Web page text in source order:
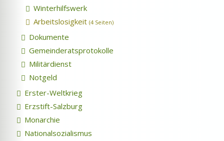
Winterhilfswerk
Arbeitslosigkeit (4 Seiten)
Dokumente
Gemeinderatsprotokolle
Militärdienst
Notgeld
Erster-Weltkrieg
Erzstift-Salzburg
Monarchie
Nationalsozialismus